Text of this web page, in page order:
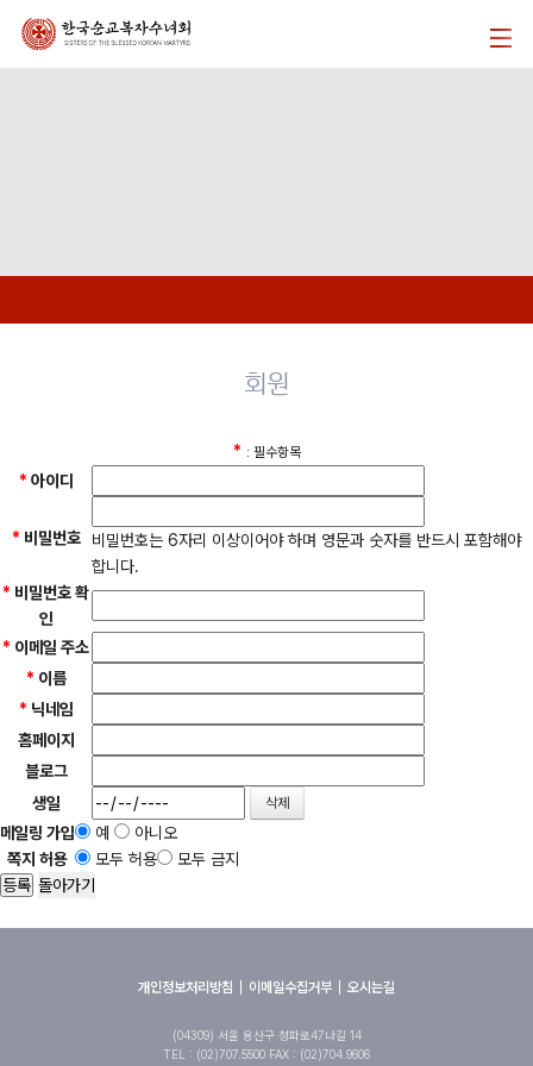
회원
* : 필수항목
* 아이디
* 비밀번호
비밀번호는 6자리 이상이어야 하며 영문과 숫자를 반드시 포함해야
합니다.
* 비밀번호 확
인
* 이메일 주소
* 이름
* 닉네임
홈페이지
블로그
생일
메일링 가입
예
아니오
쪽지 허용
모두 허용
모두 금지
돌아가기
개인정보처리방침 이메일수집거부 오시는길
(04309) 서울 용산구 청파로47나길 14
TEL : (02)707.5500 FAX : (02)704.9606